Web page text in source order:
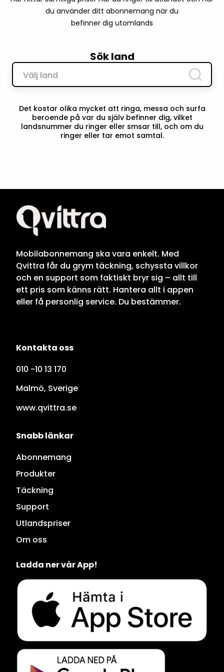
du använder ditt abonnemang när du
befinner dig utomlands
Sök land
Välj land
Det kostar olika mycket att ringa, messa och surfa
beroende på var du själv befinner dig, vilket
landsnummer du ringer eller smsar till, och om du
ringer eller tar emot samtal.
Mobilabonnemang ska vara enkelt. Med
Qvittra får du grym täckning, schyssta villkor
och en support som faktiskt bryr sig – allt till
ett pris som känns rätt. Hantera allt i appen
eller få personlig service. Du bestämmer.
Kontakta oss
010 -10 13 170
Malmö, Sverige
www.qvittra.se
Snabb länkar
Abonnemang
Produkter
Täckning
Support
Utlandspriser
Om oss
Ladda ner vår App!